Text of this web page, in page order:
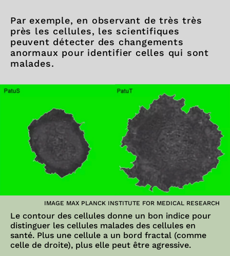
Par exemple, en observant de très très
près les cellules, les scientifiques
peuvent détecter des changements
anormaux pour identifier celles qui sont
malades.
IMAGE MAX PLANCK INSTITUTE FOR MEDICAL RESEARCH
Le contour des cellules donne un bon indice pour
distinguer les cellules malades des cellules en
santé. Plus une cellule a un bord fractal (comme
celle de droite), plus elle peut être agressive.